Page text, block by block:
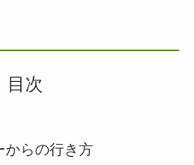
目次
からの行き方